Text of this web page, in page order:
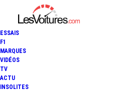
ESSAIS
F1
MARQUES
VIDÉOS
TV
ACTU
INSOLITES